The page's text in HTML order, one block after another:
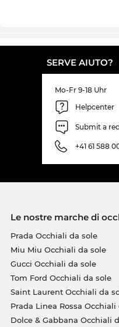
SERVE AIUTO?
Mo-Fr 9-18 Uhr
Helpcenter
Submit a
+41 61 588
Le nostre marche di
Prada Occhiali da sole
Miu Miu Occhiali da sole
Gucci Occhiali da sole
Tom Ford Occhiali da sole
Saint Laurent Occhiali da
Prada Linea Rossa Occhiali
Dolce & Gabbana Occhiali